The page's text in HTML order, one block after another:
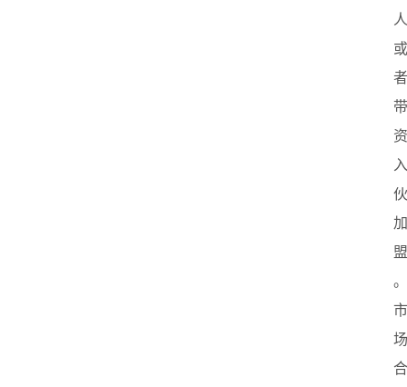
人
或
者
带
资
入
伙
加
盟
。
市
场
合